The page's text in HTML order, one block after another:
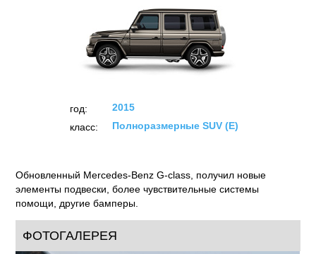
ОТЗЫВЫ ФОТО
класс:
Полноразмерные SUV (E)
элементы подвески, более чувствительные системы